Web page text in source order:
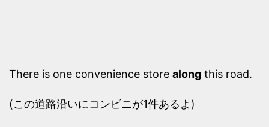
There is one convenience store along this road.
(この道路沿いにコンビニが1件あるよ)